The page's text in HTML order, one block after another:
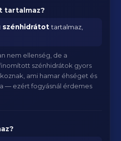
tartalmaz?
szénhidrátottartalmaz,
nem ellenség, de a
szénhidrátok gyors
ami hamar éhséget és
— ezért fogyásnál érdemes